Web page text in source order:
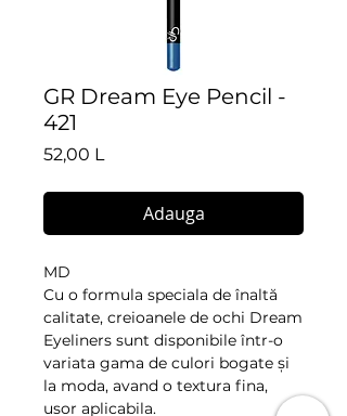
GR Dream Eye Pencil -
421
52,00 L
Adauga
MD
Cu o formula speciala de înaltă
calitate, creioanele de ochi Dream
Eyeliners sunt disponibile într-o
variata gama de culori bogate și
la moda, avand o textura fina,
usor aplicabila.